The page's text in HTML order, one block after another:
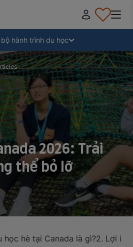
hành trình du học
gì?
sơ?
học
Thu gọn
2026: Trải
thể bỏ lỡ
học hè tại Canada là gì?2. Lợi ích